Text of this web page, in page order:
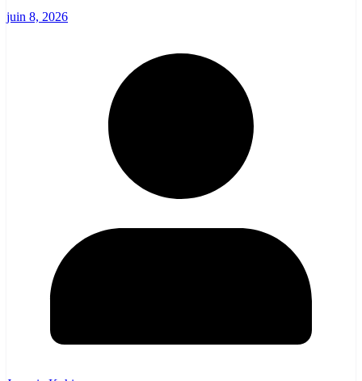
juin 8, 2026